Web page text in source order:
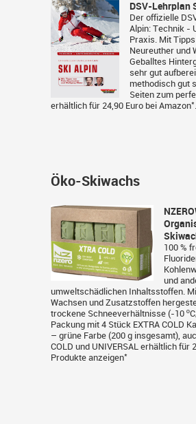
DSV-Lehrplan
Der offizielle
Alpin: Technik -
Praxis. Mit
Neureuther und
Geballtes
sehr gut
methodisch gut
Seiten zum
erhältlich für 24,90 Euro bei Amazon*.
Öko-Skiwachs
100 %
und
umweltschädlichen Inhaltsstoffen.
Wachsen und Zusatzstoffen
trockene Schneeverhältnisse (-10
Packung mit 4 Stück EXTRA COLD
– grüne Farbe (200 g insgesamt),
COLD und UNIVERSAL erhältlich für
Produkte anzeigen*